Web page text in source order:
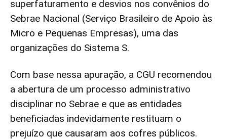
superfaturamento e desvios nos convênios do
Sebrae Nacional (Serviço Brasileiro de Apoio às
Micro e Pequenas Empresas), uma das
organizações do Sistema S.
Com base nessa apuração, a CGU recomendou
a abertura de um processo administrativo
disciplinar no Sebrae e que as entidades
beneficiadas indevidamente restituam o
prejuízo que causaram aos cofres públicos.